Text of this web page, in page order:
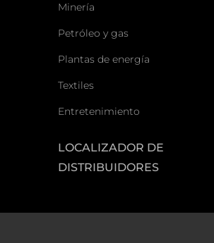
Minería
Petróleo y gas
Plantas de energía
Textiles
Entretenimiento
LOCALIZADOR DE
DISTRIBUIDORES